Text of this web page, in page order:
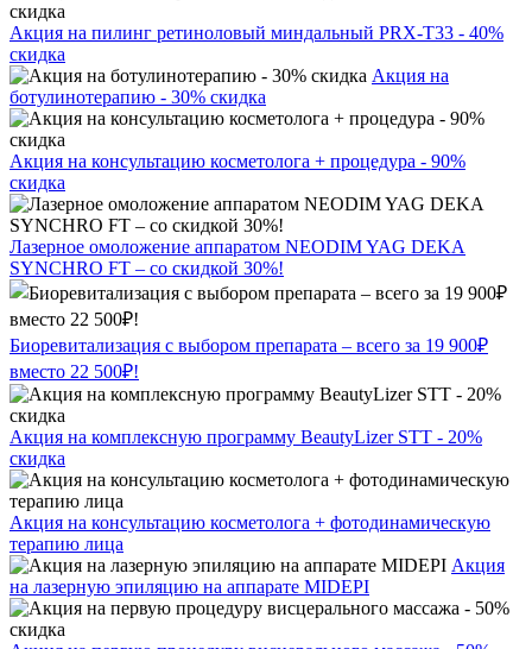
Акция на пилинг ретиноловый миндальный PRX-T33 - 40%
скидка
Акция на
ботулинотерапию - 30% скидка
Акция на консультацию косметолога + процедура - 90%
скидка
Лазерное омоложение аппаратом NEODIM YAG DEKA
SYNCHRO FT – со скидкой 30%!
Биоревитализация с выбором препарата – всего за 19 900₽
вместо 22 500₽!
Акция на комплексную программу BeautyLizer STT - 20%
скидка
Акция на консультацию косметолога + фотодинамическую
терапию лица
Акция
на лазерную эпиляцию на аппарате MIDEPI